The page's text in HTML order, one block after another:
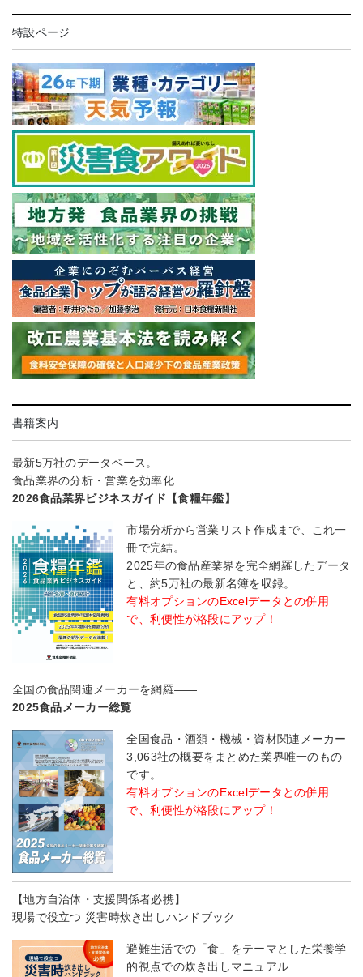
特設ページ
書籍案内
最新5万社のデータベース。
食品業界の分析・営業を効率化
2026食品業界ビジネスガイド【食糧年鑑】
市場分析から営業リスト作成まで、これ一
冊で完結。
2025年の食品産業界を完全網羅したデータ
と、約5万社の最新名簿を収録。
有料オプションのExcelデータとの併用
で、利便性が格段にアップ！
全国の食品関連メーカーを網羅――
2025食品メーカー総覧
全国食品・酒類・機械・資材関連メーカー
3,063社の概要をまとめた業界唯一のもの
です。
有料オプションのExcelデータとの併用
で、利便性が格段にアップ！
【地方自治体・支援関係者必携】
現場で役立つ 災害時炊き出しハンドブック
避難生活での「食」をテーマとした栄養学
的視点での炊き出しマニュアル